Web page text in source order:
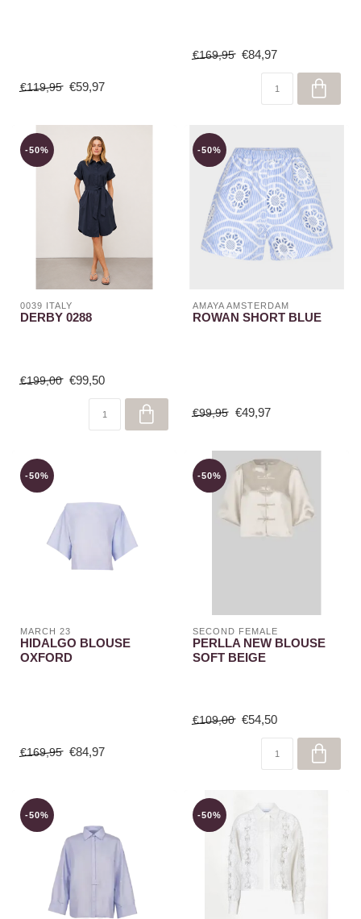
€119,95 €59,97
€169,95 €84,97
-50%
0039 ITALY
DERBY 0288
€199,00 €99,50
-50%
AMAYA AMSTERDAM
ROWAN SHORT BLUE
€99,95 €49,97
-50%
MARCH 23
HIDALGO BLOUSE
OXFORD
€169,95 €84,97
-50%
SECOND FEMALE
PERLLA NEW BLOUSE
SOFT BEIGE
€109,00 €54,50
-50% -50%